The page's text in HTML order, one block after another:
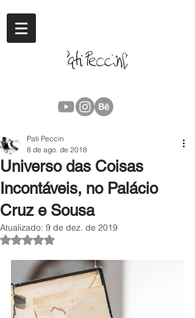
Universo das Coisas
Incontáveis, no Palácio
Cruz e Sousa
Pati Peccin
8 de ago. de 2018
Atualizado: 9 de dez. de 2019
Avaliado com NaN de 5 estrelas.